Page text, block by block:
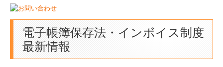
ご挨拶
法人概要・アクセス
電子帳簿保存法・インボイス制度
最新情報